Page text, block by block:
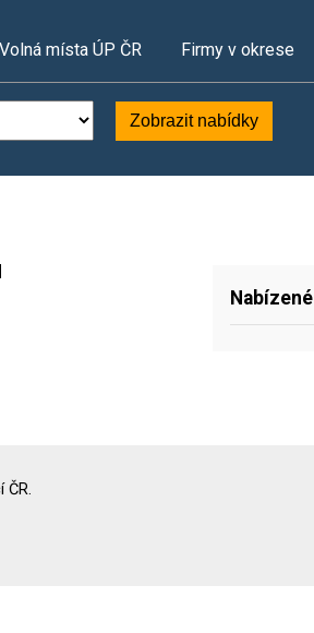
Volná místa ÚP ČR Firmy v okrese
Zobrazit nabídky